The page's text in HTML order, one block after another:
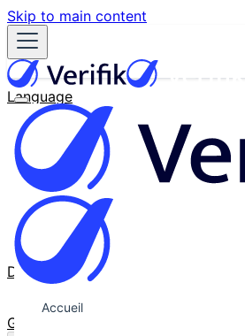
Skip to main content
Language
English
Español
Français
Português
한국어
日本語
中文
Docs
GitHub
Accueil